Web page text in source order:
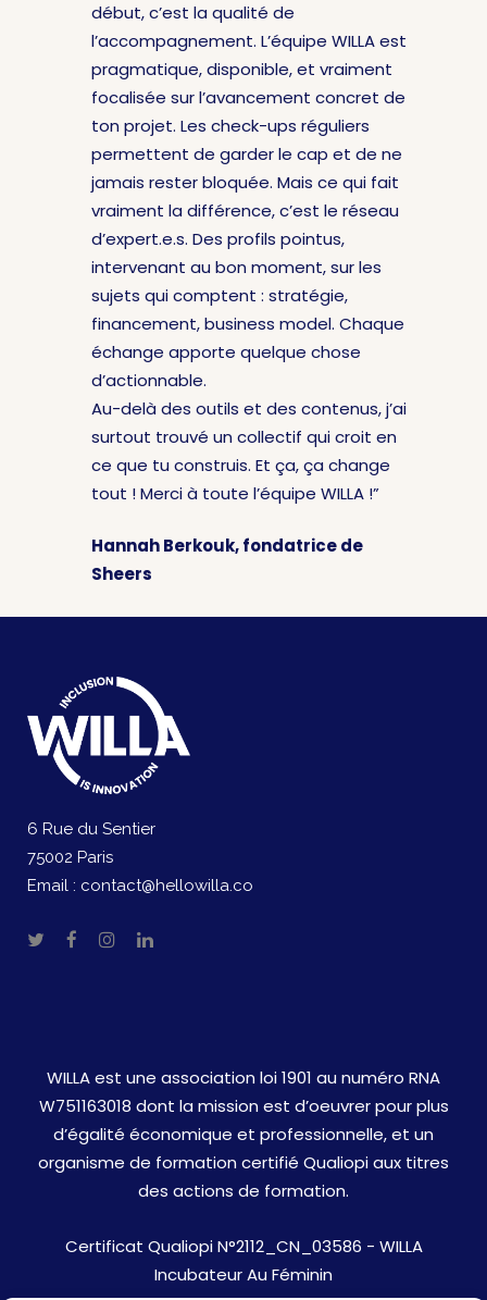
début, c’est la qualité de
l’accompagnement. L’équipe WILLA est
pragmatique, disponible, et vraiment
focalisée sur l’avancement concret de
ton projet. Les check-ups réguliers
permettent de garder le cap et de ne
jamais rester bloquée. Mais ce qui fait
vraiment la différence, c’est le réseau
d’expert.e.s. Des profils pointus,
intervenant au bon moment, sur les
sujets qui comptent : stratégie,
financement, business model. Chaque
échange apporte quelque chose
d’actionnable.
Au-delà des outils et des contenus, j’ai
surtout trouvé un collectif qui croit en
ce que tu construis. Et ça, ça change
tout ! Merci à toute l’équipe WILLA !”
Hannah Berkouk, fondatrice de
Sheers
6 Rue du Sentier
75002 Paris
Email : contact@hellowilla.co
WILLA est une association loi 1901 au numéro RNA
W751163018 dont la mission est d’oeuvrer pour plus
d’égalité économique et professionnelle, et un
organisme de formation certifié Qualiopi aux titres
des actions de formation.
Certificat Qualiopi N°2112_CN_03586 - WILLA
Incubateur Au Féminin